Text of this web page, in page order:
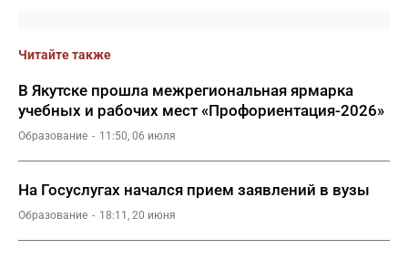
Читайте также
В Якутске прошла межрегиональная ярмарка
учебных и рабочих мест «Профориентация-2026»
Образование 11:50, 06 июля
На Госуслугах начался прием заявлений в вузы
Образование 18:11, 20 июня